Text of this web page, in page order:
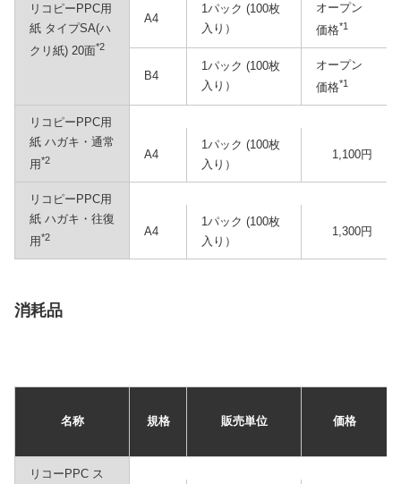
リコピーPPC用
紙 タイプSA(ハ
クリ紙) 20面*2
A4
1パック (100枚
入り）
オープン
価格*1
B4
1パック (100枚
入り）
オープン
価格*1
リコピーPPC用
紙 ハガキ・通常
用*2 A4
1パック (100枚
入り）
1,100円
リコピーPPC用
紙 ハガキ・往復
用*2 A4
1パック (100枚
入り）
1,300円
消耗品
名称 規格 販売単位 価格
リコーPPC ス